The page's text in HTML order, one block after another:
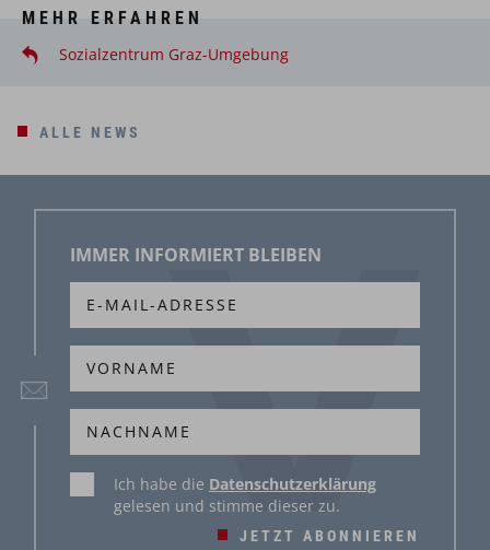
MEHR ERFAHREN
Sozialzentrum Graz-Umgebung
ALLE NEWS
IMMER INFORMIERT BLEIBEN
JETZT ABONNIEREN
Ich habe die Datenschutzerklärung
gelesen und stimme dieser zu.